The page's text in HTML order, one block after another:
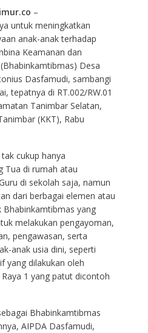
–
untuk meningkatkan
anak-anak terhadap
Keamanan dan
Desa
Dasfamudi, sambangi
tepatnya di RT.002/RW.01
Tanimbar Selatan,
(KKT), Rabu
cukup hanya
Tua di rumah atau
di sekolah saja, namun
dari berbagai elemen atau
Bhabinkamtibmas yang
melakukan pengayoman,
pengawasan, serta
anak usia dini, seperti
yang dilakukan oleh
1 yang patut dicontoh
Bhabinkamtibmas
AIPDA Dasfamudi,